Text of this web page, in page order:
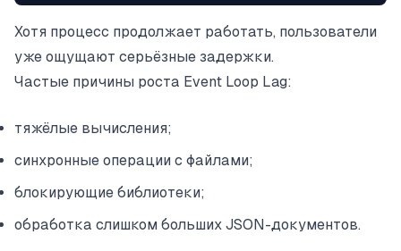
Хотя процесс продолжает работать, пользователи
уже ощущают серьёзные задержки.
Частые причины роста Event Loop Lag:
тяжёлые вычисления;
синхронные операции с файлами;
блокирующие библиотеки;
обработка слишком больших JSON-документов.